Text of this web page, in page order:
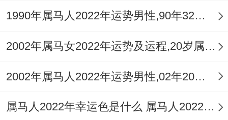
1990年属马人2022年运势男性,90年32岁属马男2022年每月运程怎么样
2002年属马女2022年运势及运程,20岁属马人2022全年每月运势女性如何
2002年属马人2022年运势男性,02年20岁属马男2022年每月运程怎么样
属马人2022年幸运色是什么 属马人2022年穿什么颜色好